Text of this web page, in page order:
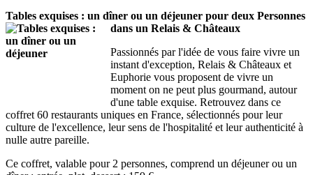
Tables exquises : un dîner ou un déjeuner pour deux Personnes
dans un Relais & Châteaux
Passionnés par l'idée de vous faire vivre un
instant d'exception, Relais & Châteaux et
Euphorie vous proposent de vivre un
moment on ne peut plus gourmand, autour
d'une table exquise. Retrouvez dans ce
coffret 60 restaurants uniques en France, sélectionnés pour leur
culture de l'excellence, leur sens de l'hospitalité et leur authenticité à
nulle autre pareille.
Ce coffret, valable pour 2 personnes, comprend un déjeuner ou un